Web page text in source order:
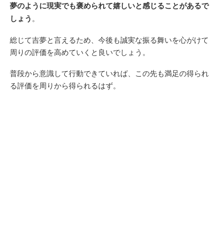
夢のように現実でも褒められて嬉しいと感じることがあるで
しょう 。
総じて吉夢と言えるため、今後も誠実な振る舞いを心がけて
周りの評価を高めていくと良いでしょう。
普段から意識して行動できていれば、この先も満足の得られ
る評価を周りから得られるはず。